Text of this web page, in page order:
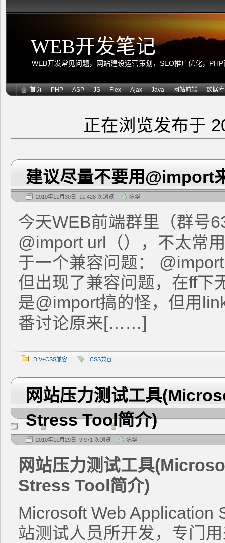
WEB开发笔记
WEB开发常见问题，网站建设运营策划，SEO推广优化，
首页 PHP ASP JS Flex Ajax Java 网站前端 数据库
正在浏览发布于
建议尽量不要用@import
2010年11月30日 11,428 次浏览 陈华
今天WEB前端群里（群号
@import url（），不太常
于一个兼容问题：
但出现了兼容问题，在ff下
是@import搞的怪，但用
番讨论原来[……]
DIV+CSS兼容 CSS兼容
网站压力测试工具
Stress Tool简介)
2010年11月29日 9,971 次浏览 陈华
网站压力测试工具
Stress Tool简介)
Microsoft Web Application
站测试人员所开发，专门